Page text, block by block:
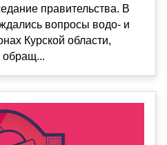
правительства. В
вопросы водо- и
Курской области,
обращ...